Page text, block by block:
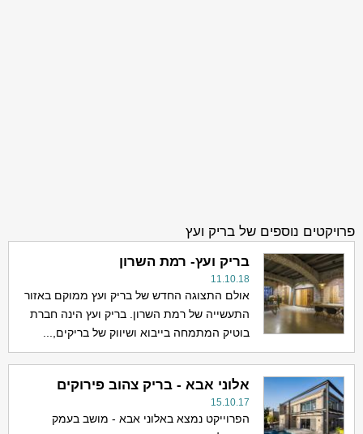
פרויקטים נוספים של בריק ועץ
בריק ועץ- רמת השרון
11.10.18
אולם התצוגה החדש של בריק ועץ ממוקם באזור
התעשייה של רמת השרון. בריק ועץ הינה חברת
בוטיק המתמחה בייבוא ושיווק של בריקים,...
אלוני אבא - בריק צהוב פירוקים
15.10.17
הפרוייקט נמצא באלוני אבא - מושב בעמק